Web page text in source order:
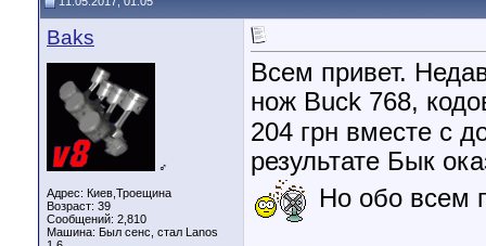
Baks
♂
Адрес: Киев,Троещина
Возраст: 39
Сообщений: 2,810
Машина: Был сенс, стал Lanos
Всем привет.
нож Buck 768,
204 грн вместе с
результате Бык
Но обо всем